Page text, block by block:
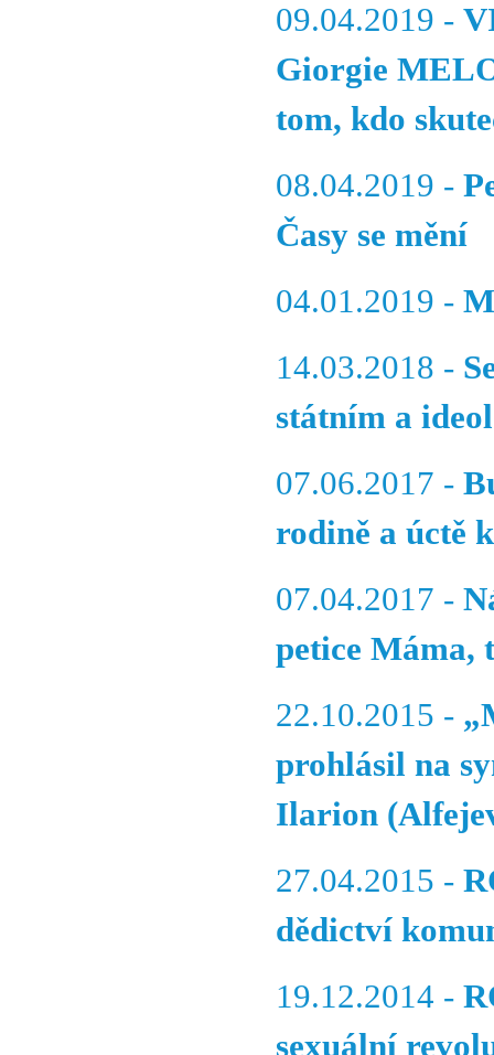
09.04.2019 -
Giorgie
tom, kdo
08.04.2019 -
Časy se mění
04.01.2019 -
14.03.2018 -
státním a
07.06.2017 -
rodině a úctě
07.04.2017 -
petice Máma,
22.10.2015 -
prohlásil na
Ilarion
27.04.2015 -
dědictví
19.12.2014 -
sexuální